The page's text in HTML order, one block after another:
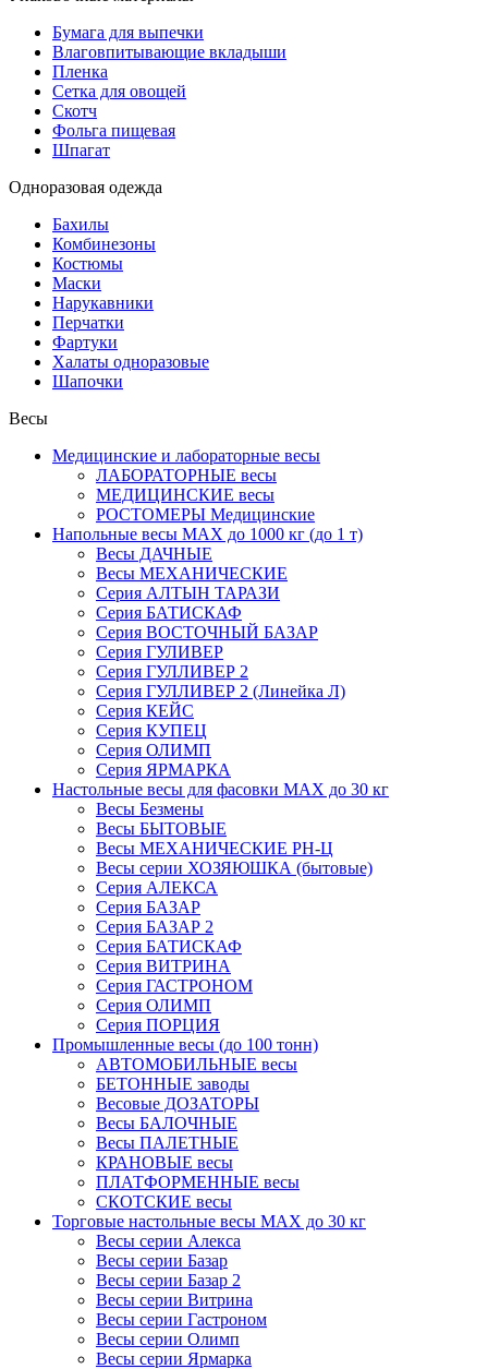
Бумага для выпечки
Влаговпитывающие вкладыши
Пленка
Сетка для овощей
Скотч
Фольга пищевая
Шпагат
Одноразовая одежда
Бахилы
Комбинезоны
Костюмы
Маски
Нарукавники
Перчатки
Фартуки
Халаты одноразовые
Шапочки
Весы
Медицинские и лабораторные весы
ЛАБОРАТОРНЫЕ весы
МЕДИЦИНСКИЕ весы
РОСТОМЕРЫ Медицинские
Напольные весы MAX до 1000 кг (до 1 т)
Весы ДАЧНЫЕ
Весы МЕХАНИЧЕСКИЕ
Серия АЛТЫН ТАРАЗИ
Серия БАТИСКАФ
Серия ВОСТОЧНЫЙ БАЗАР
Серия ГУЛИВЕР
Серия ГУЛЛИВЕР 2
Серия ГУЛЛИВЕР 2 (Линейка Л)
Серия КЕЙС
Серия КУПЕЦ
Серия ОЛИМП
Серия ЯРМАРКА
Настольные весы для фасовки MAX до 30 кг
Весы Безмены
Весы БЫТОВЫЕ
Весы МЕХАНИЧЕСКИЕ РН-Ц
Весы серии ХОЗЯЮШКА (бытовые)
Серия АЛЕКСА
Серия БАЗАР
Серия БАЗАР 2
Серия БАТИСКАФ
Серия ВИТРИНА
Серия ГАСТРОНОМ
Серия ОЛИМП
Серия ПОРЦИЯ
Промышленные весы (до 100 тонн)
АВТОМОБИЛЬНЫЕ весы
БЕТОННЫЕ заводы
Весовые ДОЗАТОРЫ
Весы БАЛОЧНЫЕ
Весы ПАЛЕТНЫЕ
КРАНОВЫЕ весы
ПЛАТФОРМЕННЫЕ весы
СКОТСКИЕ весы
Торговые настольные весы MAX до 30 кг
Весы серии Алекса
Весы серии Базар
Весы серии Базар 2
Весы серии Витрина
Весы серии Гастроном
Весы серии Олимп
Весы серии Ярмарка